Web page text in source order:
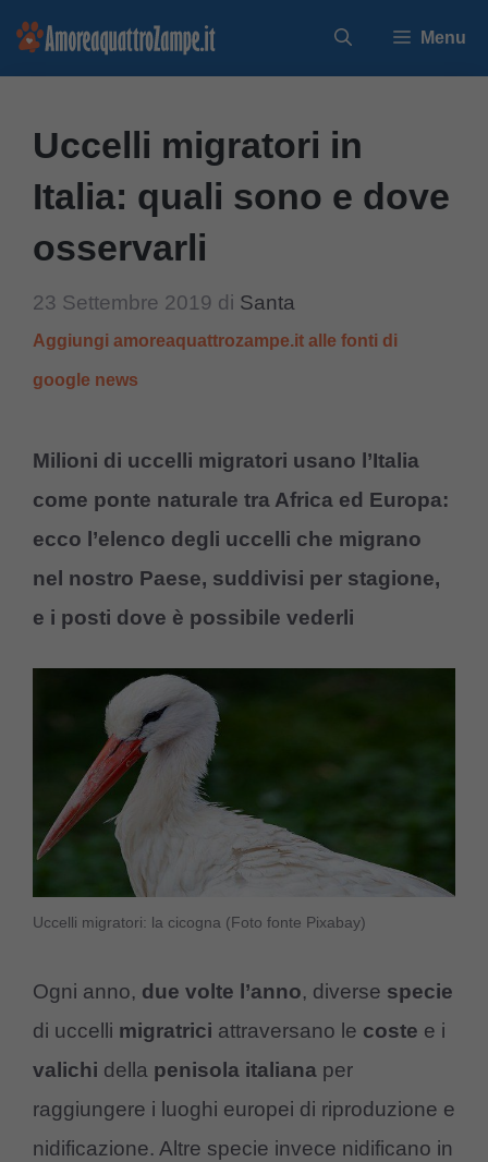
Vai
Menu
Uccelli migratori in
Italia: quali sono e dove
osservarli
23 Settembre 2019 di Santa
Aggiungi amoreaquattrozampe.it alle fonti di
google news
Milioni di uccelli migratori usano l’Italia
come ponte naturale tra Africa ed Europa:
ecco l’elenco degli uccelli che migrano
nel nostro Paese, suddivisi per stagione,
e i posti dove è possibile vederli
Uccelli migratori: la cicogna (Foto fonte Pixabay)
Ogni anno, due volte l’anno, diverse specie
di uccelli migratrici attraversano le coste e i
valichi della penisola italiana per
raggiungere i luoghi europei di riproduzione e
nidificazione. Altre specie invece nidificano in